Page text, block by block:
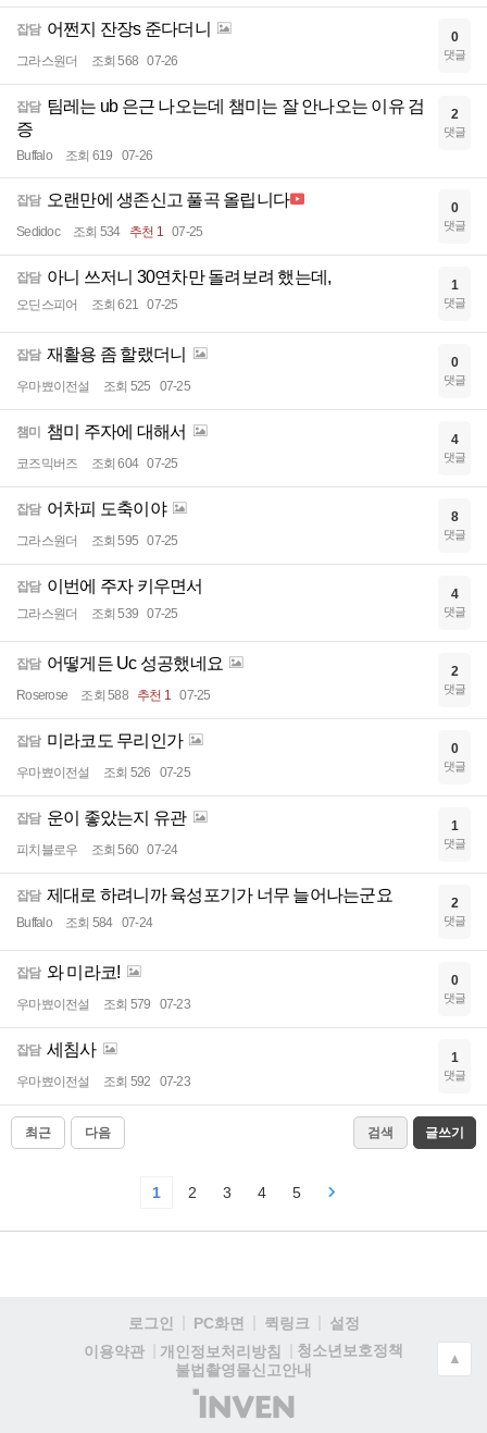
잡담 어쩐지 잔장s 준다더니
그라스원더 조회 568 07-26
0
댓글
잡담 팀레는 ub 은근 나오는데 챔미는 잘 안나오는 이유 검
증
Buffalo 조회 619 07-26
2
댓글
잡담 오랜만에 생존신고 풀곡 올립니다
Sedidoc 조회 534 추천 1 07-25
0
댓글
잡담 아니 쓰저니 30연차만 돌려보려 했는데,
오딘스피어 조회 621 07-25
1
댓글
잡담 재활용 좀 할랬더니
우마뾰이전설 조회 525 07-25
0
댓글
챔미 챔미 주자에 대해서
코즈믹버즈 조회 604 07-25
4
댓글
잡담 어차피 도축이야
그라스원더 조회 595 07-25
8
댓글
잡담 이번에 주자 키우면서
그라스원더 조회 539 07-25
4
댓글
잡담 어떻게든 Uc 성공했네요
Roserose 조회 588 추천 1 07-25
2
댓글
잡담 미라코도 무리인가
우마뾰이전설 조회 526 07-25
0
댓글
잡담 운이 좋았는지 유관
피치블로우 조회 560 07-24
1
댓글
잡담 제대로 하려니까 육성포기가 너무 늘어나는군요
Buffalo 조회 584 07-24
2
댓글
잡담 와 미라코!
우마뾰이전설 조회 579 07-23
0
댓글
잡담 세침사
우마뾰이전설 조회 592 07-23
1
댓글
최근 다음 검색 글쓰기
1 2 3 4 5
로그인 PC화면 퀵링크
설정
이용약관
개인정보처리방침
청소년보호정책
불법촬영물신고안내
(주)
인
▲